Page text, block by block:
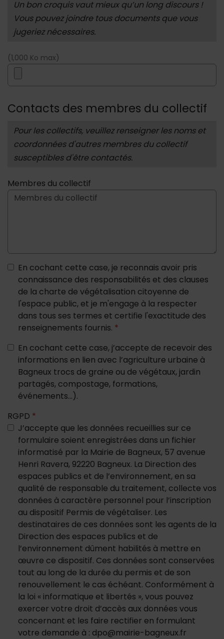
A savoir :
Un bon croquis vaut mieux qu’un long discours !
Vous pouvez joindre tous documents que vous
jugeriez nécessaires.
(1,000 Ko max)
Contacts des membres du collectif
A savoir :
Pour les collectifs, veuillez renseigner les noms et
coordonnées d'autres membres du collectif
susceptibles d'être contactés.
Membres du collectif
En cochant cette case, je reconnais avoir pris
connaissance des responsabilités et des clauses
de la charte de végétalisation citoyenne de
l'espace public, et je m'engage à la respecter
dans tous ses termes et certifie l'exactitude des
renseignements fournis. *
En cochant cette case, j’accepte de recevoir des
informations en lien avec l’agriculture urbaine à
Bagneux trocs de graine ou de végétaux, jardin
partagés, compostage, formations,
événements...).
RGPD *
J’accepte que les données recueillies sur ce
formulaire soient enregistrées dans un fichier
informatisé par la Mairie de Bagneux, 57 avenue
Henri Ravera, 92220 Bagneux. La Direction des
espaces publics et de l’environnement, en sa
qualité de responsable du traitement, collecte vos
données à caractère personnel pour l’inscription
au dispositif Permis de végétaliser. Les
destinataires de ces données sont les agents de la
Direction des espaces publics et de
l’environnement dûment habilités à mettre en
œuvre ce dispositif. Ces données sont conservées
tout au long de la durée du permis et de son
renouvellement le cas échéant. Conformément à
la loi « informatique et libertés », vous pouvez
exercer votre droit d’accès aux données vous
concernant et les faire rectifier en formulant
votre demande à : dpo@mairie-bagneux.fr